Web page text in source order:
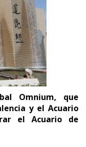
Omnium, que
y el Acuario
el Acuario de